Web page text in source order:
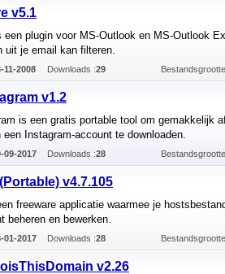
v5.1
een plugin voor MS-Outlook en MS-Outlook
uit je email kan filteren.
11-2008 Downloads :29
v1.2
is een gratis portable tool om gemakkelijk
Instagram-account te downloaden.
09-2017 Downloads :28
v4.7.105
freeware applicatie waarmee je
beheren en bewerken.
01-2017 Downloads :28
v2.26